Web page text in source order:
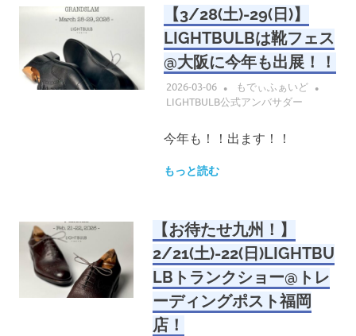
【3/28(土)-29(日)】
LIGHTBULBは靴フェス
@大阪に今年も出展！！
2026-03-06
もでぃふぁいど
LIGHTBULB公式アンバサダー
今年も！！出ます！！
もっと読む
【お待たせ九州！】
2/21(土)-22(日)LIGHTBU
LBトランクショー@トレ
ーディングポスト福岡
店！